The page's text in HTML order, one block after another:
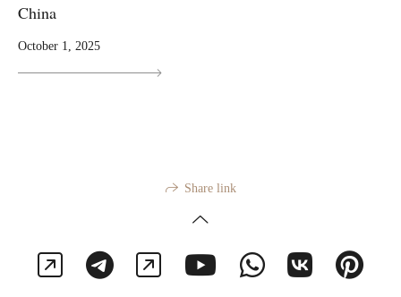
China
October 1, 2025
Share link